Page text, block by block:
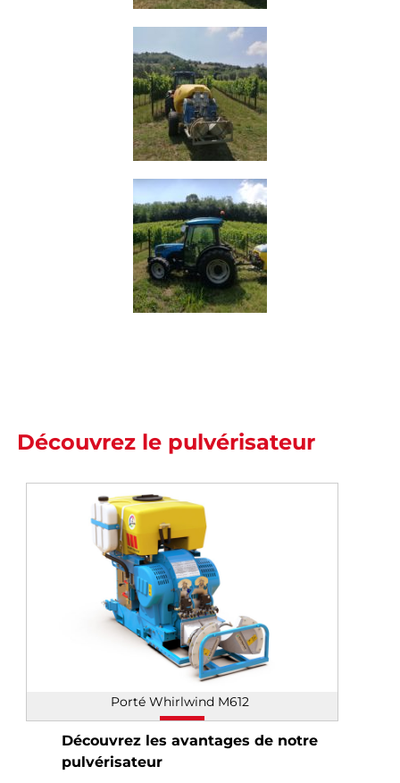
Découvrez le pulvérisateur
Porté Whirlwind M612
Découvrez les avantages de notre
pulvérisateur